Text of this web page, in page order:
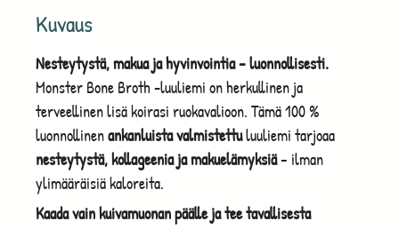
Kuvaus
Nesteytystä, makua ja hyvinvointia – luonnollisesti.
Monster Bone Broth -luuliemi on herkullinen ja
terveellinen lisä koirasi ruokavalioon. Tämä 100 %
luonnollinenankanluista valmistettuluuliemi tarjoaa
nesteytystä, kollageenia ja makuelämyksiä– ilman
ylimääräisiä kaloreita.
Kaada vain kuivamuonan päälle ja tee tavallisesta